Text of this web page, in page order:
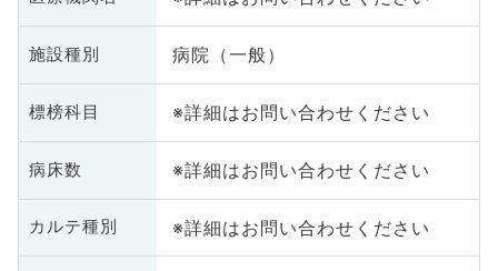
施設種別 病院（一般）
標榜科目 ※詳細はお問い合わせください
病床数 ※詳細はお問い合わせください
カルテ種別 ※詳細はお問い合わせください